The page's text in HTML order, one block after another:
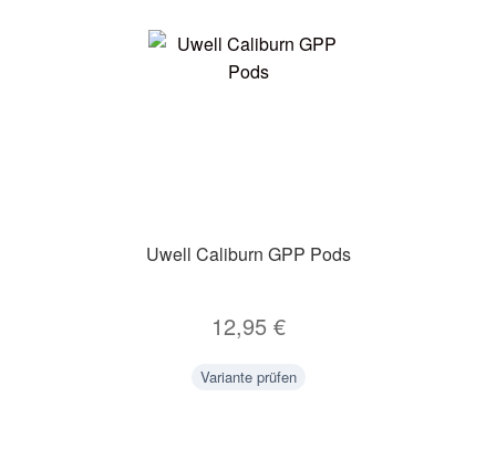
Uwell Caliburn GPP Pods
12,95 €
Variante prüfen